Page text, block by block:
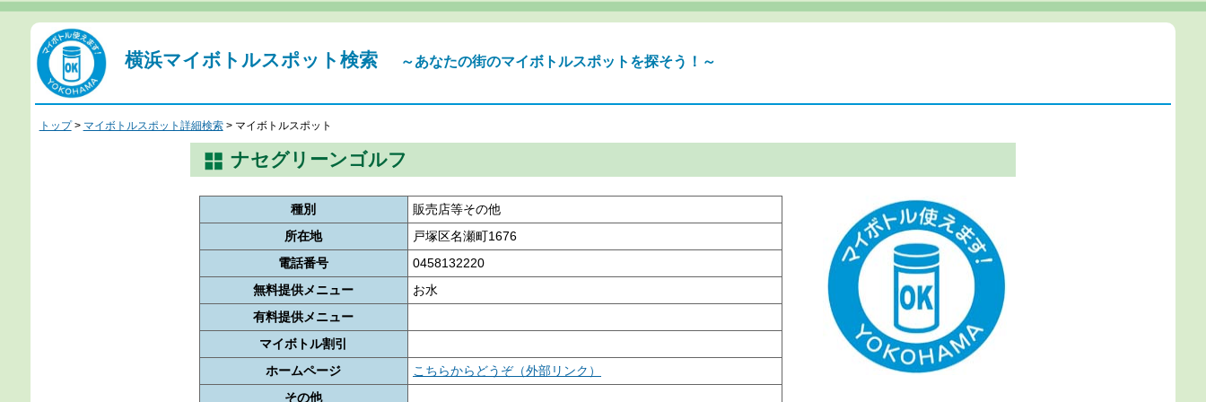
横浜マイボトルスポット検索 ～あなたの街のマイボトルスポットを探そう！～
トップ> マイボトルスポット詳細検索> マイボトルスポット
ナセグリーンゴルフ
種別
販売店等その他
所在地
戸塚区名瀬町1676
電話番号
0458132220
無料提供メニュー
お水
有料提供メニュー
マイボトル割引
ホームページ
こちらからどうぞ（外部リンク）
その他